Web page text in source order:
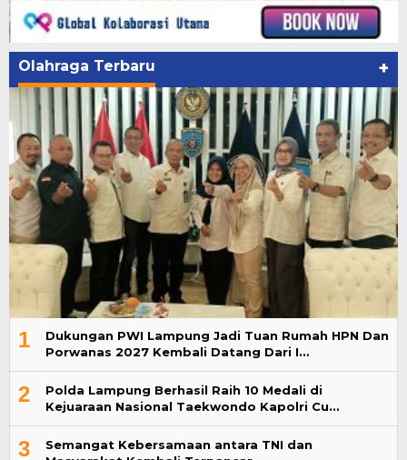
Olahraga Terbaru +
1
Dukungan PWI Lampung Jadi Tuan Rumah HPN Dan
Porwanas 2027 Kembali Datang Dari I…
2
Polda Lampung Berhasil Raih 10 Medali di
Kejuaraan Nasional Taekwondo Kapolri Cu…
3
Semangat Kebersamaan antara TNI dan